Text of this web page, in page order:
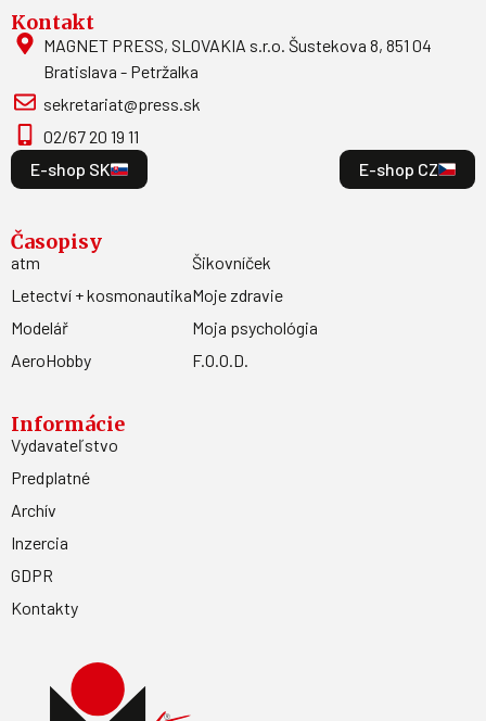
Kontakt
MAGNET PRESS, SLOVAKIA s.r.o. Šustekova 8, 851 04
Bratislava - Petržalka
sekretariat@press.sk
02/67 20 19 11
E-shop SK
E-shop CZ
Časopisy
atm
Letectví + kosmonautika
Modelář
AeroHobby
Šikovníček
Moje zdravie
Moja psychológia
F.O.O.D.
Informácie
Vydavateľstvo
Predplatné
Archív
Inzercia
GDPR
Kontakty